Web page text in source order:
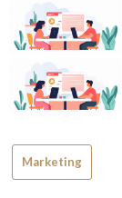
Marketing